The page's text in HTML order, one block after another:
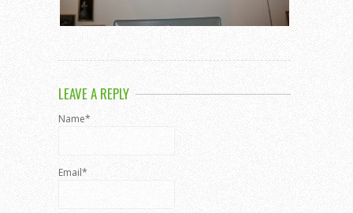
LEAVE A REPLY
Name*
Email*